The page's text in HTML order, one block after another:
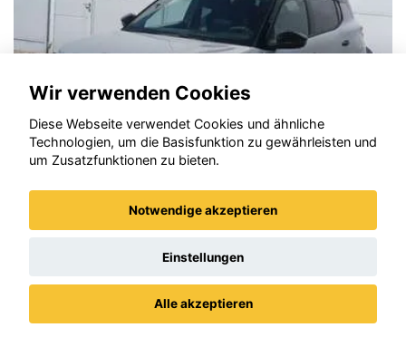
Wir verwenden Cookies
Diese Webseite verwendet Cookies und ähnliche
Technologien, um die Basisfunktion zu gewährleisten und
um Zusatzfunktionen zu bieten.
Notwendige akzeptieren
Einstellungen
Alle akzeptieren